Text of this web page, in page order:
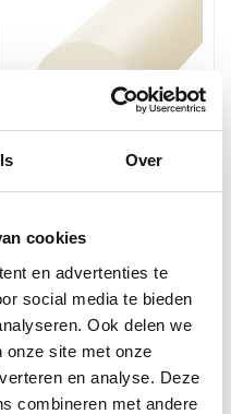
Over
cookies
en advertenties te
social media te bieden
Ook delen we
onze site met onze
en analyse. Deze
combineren met andere
volstaf -
€ 2,00
bezorgd
9,0/10na2662 beoordelingen